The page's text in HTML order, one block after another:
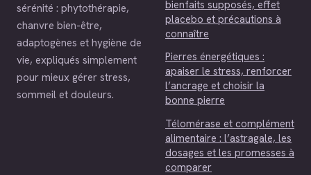
sérénité : phytothérapie,
chanvre bien-être,
adaptogènes et hygiène de
vie, expliqués simplement
pour mieux gérer stress,
sommeil et douleurs.
bienfaits supposés, effet
placebo et précautions à
connaître
Pierres énergétiques :
apaiser le stress, renforcer
l’ancrage et choisir la
bonne pierre
Télomérase et complément
alimentaire : l’astragale, les
dosages et les promesses à
comparer